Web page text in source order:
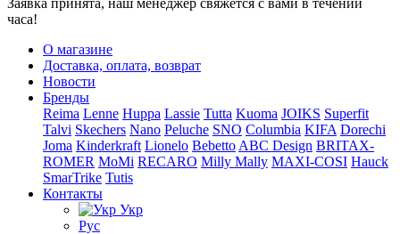
Заявка принята, наш менеджер свяжется с вами в течении
часа!
О магазине
Доставка, оплата, возврат
Новости
Бренды
Reima Lenne Huppa Lassie Tutta Kuoma JOIKS Superfit
Talvi Skechers Nano Peluche SNO Columbia KIFA Dorechi
Joma Kinderkraft Lionelo Bebetto ABC Design BRITAX-
ROMER MoMi RECARO Milly Mally MAXI-COSI Hauck
SmarTrike Tutis
Контакты
Укр
Рус